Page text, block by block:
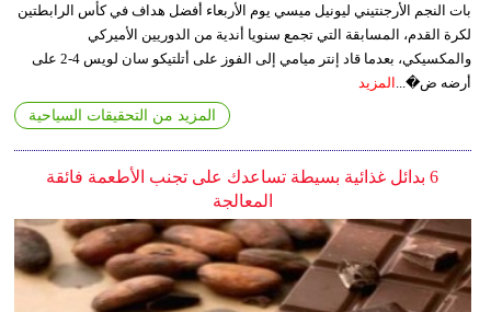
بات النجم الأرجنتيني ليونيل ميسي يوم الأربعاء أفضل هداف في كأس الرابطتين
لكرة القدم، المسابقة التي تجمع سنويا أندية من الدوريين الأميركي
والمكسيكي، بعدما قاد إنتر ميامي إلى الفوز على أتلتيكو سان لويس 4-2 على
أرضه ض�... المزيد
المزيد من التحقيقات السياحية
6 بدائل غذائية بسيطة تساعدك على تجنب الأطعمة فائقة
المعالجة